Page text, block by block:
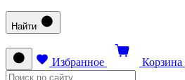
Найти
Избранное Корзина